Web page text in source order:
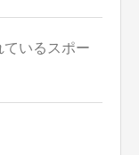
ているスポー